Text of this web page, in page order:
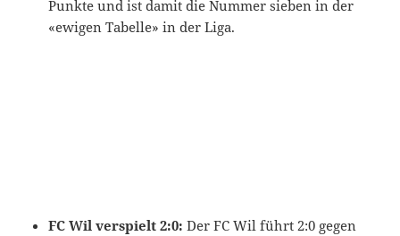
Punkte und ist damit die Nummer sieben in der
«ewigen Tabelle» in der Liga.
FC Wil verspielt 2:0: Der FC Wil führt 2:0 gegen